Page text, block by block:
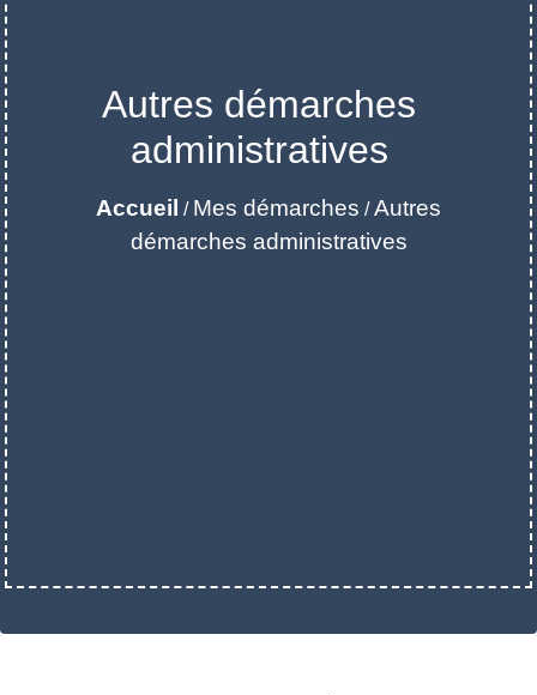
Autres démarches
administratives
Accueil / Mes démarches /Autres
démarches administratives